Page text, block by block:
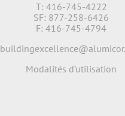
T: 416-745-4222
SF: 877-258-6426
F: 416-745-4794
Modalités d’utilisation